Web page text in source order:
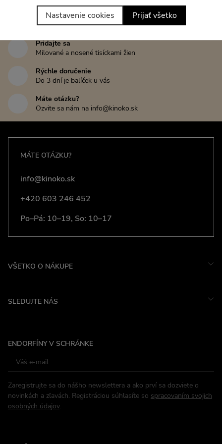
prepláchnite aspoň vo vode, nenechávajte ich mokré
v igelitovom sáčku. Vplyvom soli, chlóru a opaľovacích
prípravkov môže dôjsť nielem k farebnej nestálosti, ale aj
všitých gumičiek. Starajte sa o svoje plavky tak, aby s vami
prežili mnoho vodných radovánok.
Lokálna výroba
Navrhnuté a ušité v Česku
Pridajte sa
Milované a nosené tisíckami žien
Rýchle doručenie
Do 3 dní je balíček u vás
Máte otázku?
Ozvite sa nám na info@kinoko.sk
MÁTE OTÁZKU?
info@kinoko.sk
+420 603 246 452
Po–Pá: 10–19, So: 10–17
VŠETKO O NÁKUPE
SLEDUJTE NÁS
Facebook
ENDORFÍNY V SCHRÁNKE
Zaregistrujte sa do nášho newslettera a ako prví sa dozviete o
novinkách a zľavách. Registráciou súhlasíte so spracovaním svojich
osobných údajov.
Nastavenie cookies Prijať všetko